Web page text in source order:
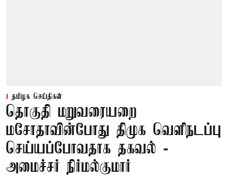
தமிழக செய்திகள்
தொகுதி மறுவரையறை
மசோதாவின்போது திமுக வெளிநடப்பு
செய்யப்போவதாக தகவல் -
அமைச்சர் நிர்மல்குமார்